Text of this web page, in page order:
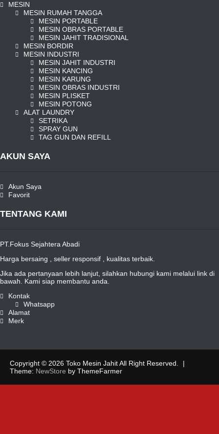
MESIN
MESIN RUMAH TANGGA
MESIN PORTABLE
MESIN OBRAS PORTABLE
MESIN JAHIT TRADISIONAL
MESIN BORDIR
MESIN INDUSTRI
MESIN JAHIT INDUSTRI
MESIN KANCING
MESIN KARUNG
MESIN OBRAS INDUSTRI
MESIN PLISKET
MESIN POTONG
ALAT LAUNDRY
SETRIKA
SPRAY GUN
TAG GUN DAN REFILL
AKUN SAYA
Akun Saya
Favorit
TENTANG KAMI
PT.Fokus Sejahtera Abadi
Harga bersaing , seller responsif , kualitas terbaik.
Jika ada pertanyaan lebih lanjut, silahkan hubungi kami melalui link di
bawah. Kami siap membantu anda.
Kontak
Whatsapp
Alamat
Merk
Copyright © 2026 Toko Mesin Jahit All Right Reserved.
|
Theme: NewStore by ThemeFarmer